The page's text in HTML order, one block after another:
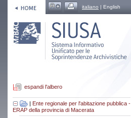
italiano | English
espandi l'albero
| Ente regionale per l'abitazione pubblica -
ERAP della provincia di Macerata